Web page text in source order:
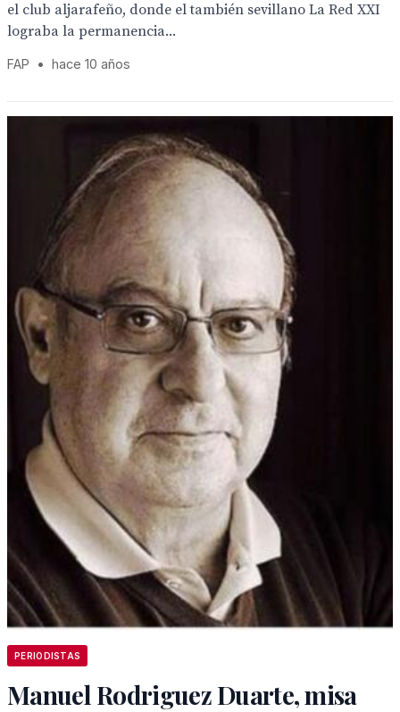
el club aljarafeño, donde el también sevillano La Red XXI
lograba la permanencia...
FAP • hace 10 años
PERIODISTAS
Manuel Rodriguez Duarte, misa